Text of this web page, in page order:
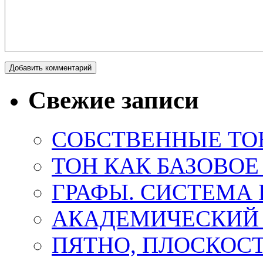
Свежие записи
СОБСТВЕННЫЕ
ТОН КАК
ГРАФЫ. СИСТЕМА
ПЯТНО,